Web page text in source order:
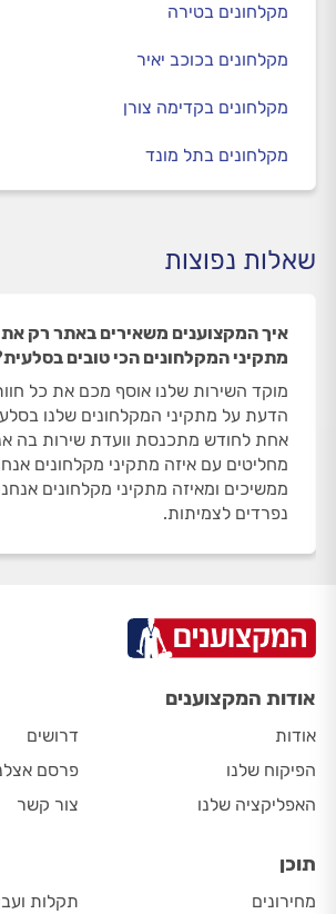
מקלחונים בטירה
מקלחונים בכוכב יאיר
מקלחונים בקדימה צורן
מקלחונים בתל מונד
שאלות נפוצות
איך המקצוענים משאירים באתר רק את
מתקיני המקלחונים הכי טובים
מוקד השירות שלנו אוסף מכם את כל
הדעת על מתקיני המקלחונים שלנו
אחת לחודש מתכנסת וועדת שירות בה
מחליטים עם איזה מתקיני מקלחונים
ממשיכים ומאיזה מתקיני מקלחונים
נפרדים לצמיתות.
אודות המקצוענים
אודות
הפיקוח שלנו
האפליקציה שלנו
דרושים
פרסם
צור קשר
תוכן
מחירונים
תקלות